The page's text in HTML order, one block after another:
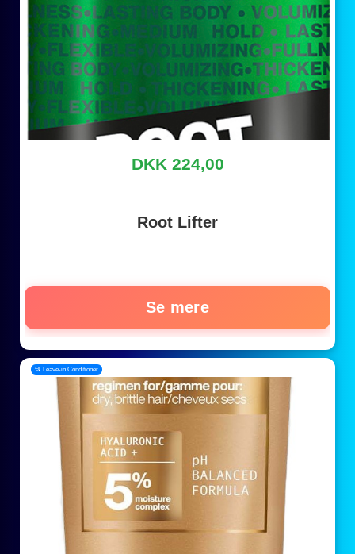
DKK 224,00
Root Lifter
Se mere
📂 Leave-in Conditioner